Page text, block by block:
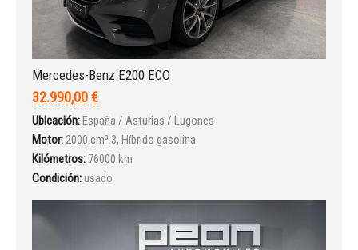
Mercedes-Benz E200 ECO
32.990,00 €
Ubicación:España / Asturias / Lugones
Motor:2000 cm³ 3, Híbrido gasolina
Kilómetros: 76000 km
Condición:usado